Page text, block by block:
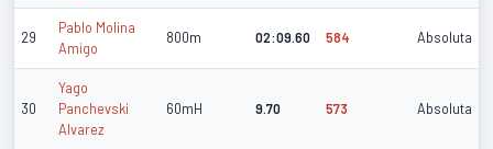
29
Pablo Molina
Amigo
800m 02:09.60 584 Absoluta
30
Yago
Panchevski
Alvarez
60mH 9.70 573 Absoluta